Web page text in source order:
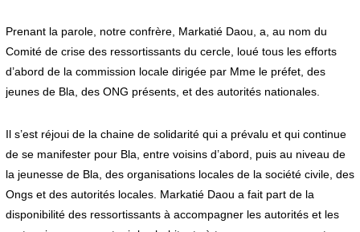
Prenant la parole, notre confrère, Markatié Daou, a, au nom du
Comité de crise des ressortissants du cercle, loué tous les efforts
d’abord de la commission locale dirigée par Mme le préfet, des
jeunes de Bla, des ONG présents, et des autorités nationales.
Il s’est réjoui de la chaine de solidarité qui a prévalu et qui continue
de se manifester pour Bla, entre voisins d’abord, puis au niveau de
la jeunesse de Bla, des organisations locales de la société civile, des
Ongs et des autorités locales. Markatié Daou a fait part de la
disponibilité des ressortissants à accompagner les autorités et les